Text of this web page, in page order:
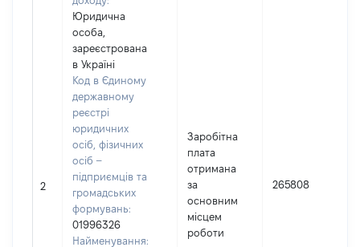
2
Юридична
особа,
зареєстрована
в Україні
Код в Єдиному
державному
реєстрі
юридичних
осіб, фізичних
осіб –
підприємців та
громадських
формувань:
01996326
Найменування:
Заробітна
плата
отримана
за
основним
місцем
роботи
265808